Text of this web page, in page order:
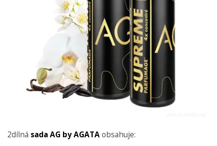
2dílná sadaAG by AGATAobsahuje: